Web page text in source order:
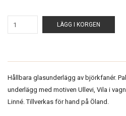
LÄGG I KORGEN
Hållbara glasunderlägg av björkfanér.
underlägg med motiven Ullevi, Vila i
Linné. Tillverkas för hand på Öland.